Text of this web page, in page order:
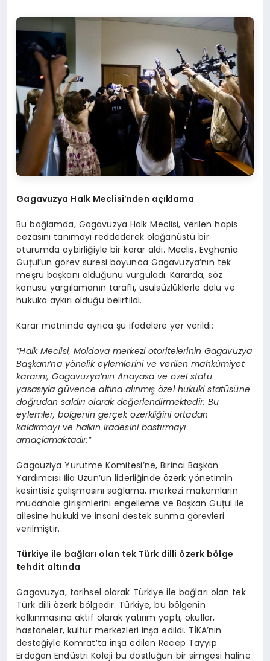
Gagavuzya Halk Meclisi’nden açıklama
Bu bağlamda, Gagavuzya Halk Meclisi, verilen hapis
cezasını tanımayı reddederek olağanüstü bir
oturumda oybirliğiyle bir karar aldı. Meclis, Evghenia
Guțul’un görev süresi boyunca Gagavuzya’nın tek
meşru başkanı olduğunu vurguladı. Kararda, söz
konusu yargılamanın taraflı, usulsüzlüklerle dolu ve
hukuka aykırı olduğu belirtildi.
Karar metninde ayrıca şu ifadelere yer verildi:
“Halk Meclisi, Moldova merkezi otoritelerinin Gagavuzya
Başkanı’na yönelik eylemlerini ve verilen mahkûmiyet
kararını, Gagavuzya’nın Anayasa ve özel statü
yasasıyla güvence altına alınmış özel hukuki statüsüne
doğrudan saldırı olarak değerlendirmektedir. Bu
eylemler, bölgenin gerçek özerkliğini ortadan
kaldırmayı ve halkın iradesini bastırmayı
amaçlamaktadır.”
Gagauziya Yürütme Komitesi’ne, Birinci Başkan
Yardımcısı İlia Uzun’un liderliğinde özerk yönetimin
kesintisiz çalışmasını sağlama, merkezi makamların
müdahale girişimlerini engelleme ve Başkan Guțul ile
ailesine hukuki ve insani destek sunma görevleri
verilmiştir.
Türkiye ile bağları olan tek Türk dilli özerk bölge
tehdit altında
Gagavuzya, tarihsel olarak Türkiye ile bağları olan tek
Türk dilli özerk bölgedir. Türkiye, bu bölgenin
kalkınmasına aktif olarak yatırım yaptı, okullar,
hastaneler, kültür merkezleri inşa edildi. TİKA’nın
desteğiyle Komrat’ta inşa edilen Recep Tayyip
Erdoğan Endüstri Koleji bu dostluğun bir simgesi haline